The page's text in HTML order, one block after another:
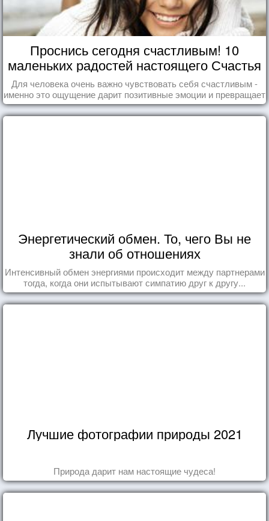
Проснись сегодня счастливым! 10
маленьких радостей настоящего Счастья
Для человека очень важно чувствовать себя счастливым -
именно это ощущение дарит позитивные эмоции и превращает
каждый день в маленький праздник.
Энергетический обмен. То, чего Вы не
знали об отношениях
Интенсивный обмен энергиями происходит между партнерами
тогда, когда они испытывают симпатию друг к другу...
Лучшие фотографии природы 2021
Природа дарит нам настоящие чудеса!